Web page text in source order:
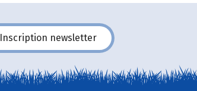
Inscription newsletter